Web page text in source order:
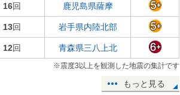
16回 鹿児島県薩摩
13回 岩手県内陸北部
12回 青森県三八上北
※震度3以上を観測した地震の集計です
もっと見る